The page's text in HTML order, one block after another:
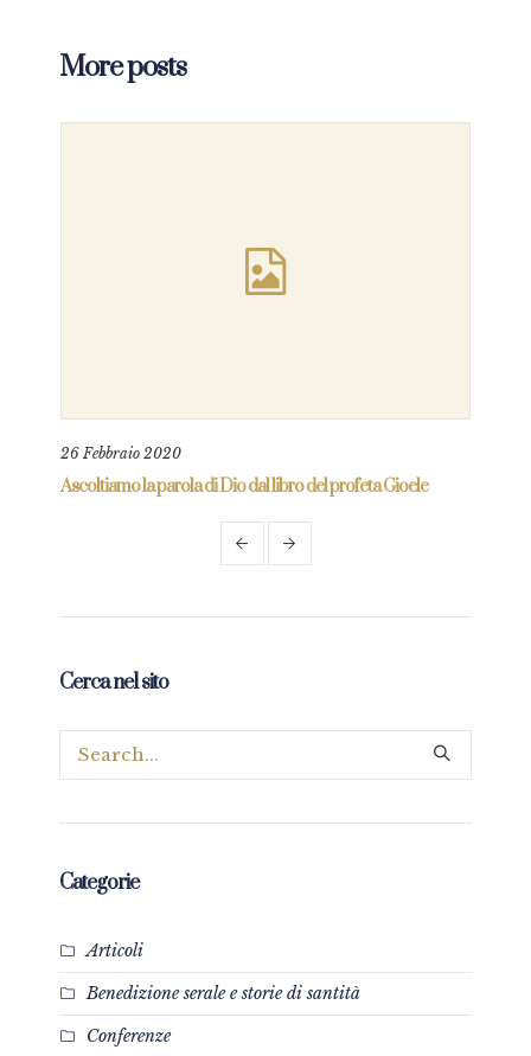
More posts
26 Febbraio 2020
Ascoltiamo la parola di Dio dal libro del profeta Gioele
Cerca nel sito
Categorie
Articoli
Benedizione serale e storie di santità
Conferenze